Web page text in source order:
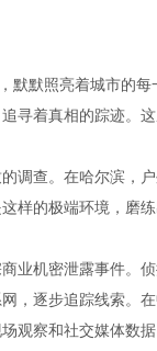
默默照亮着城市的
寻着真相的踪迹。
调查。在哈尔滨，
样的极端环境，磨
业机密泄露事件。
，逐步追踪线索。
观察和社交媒体数